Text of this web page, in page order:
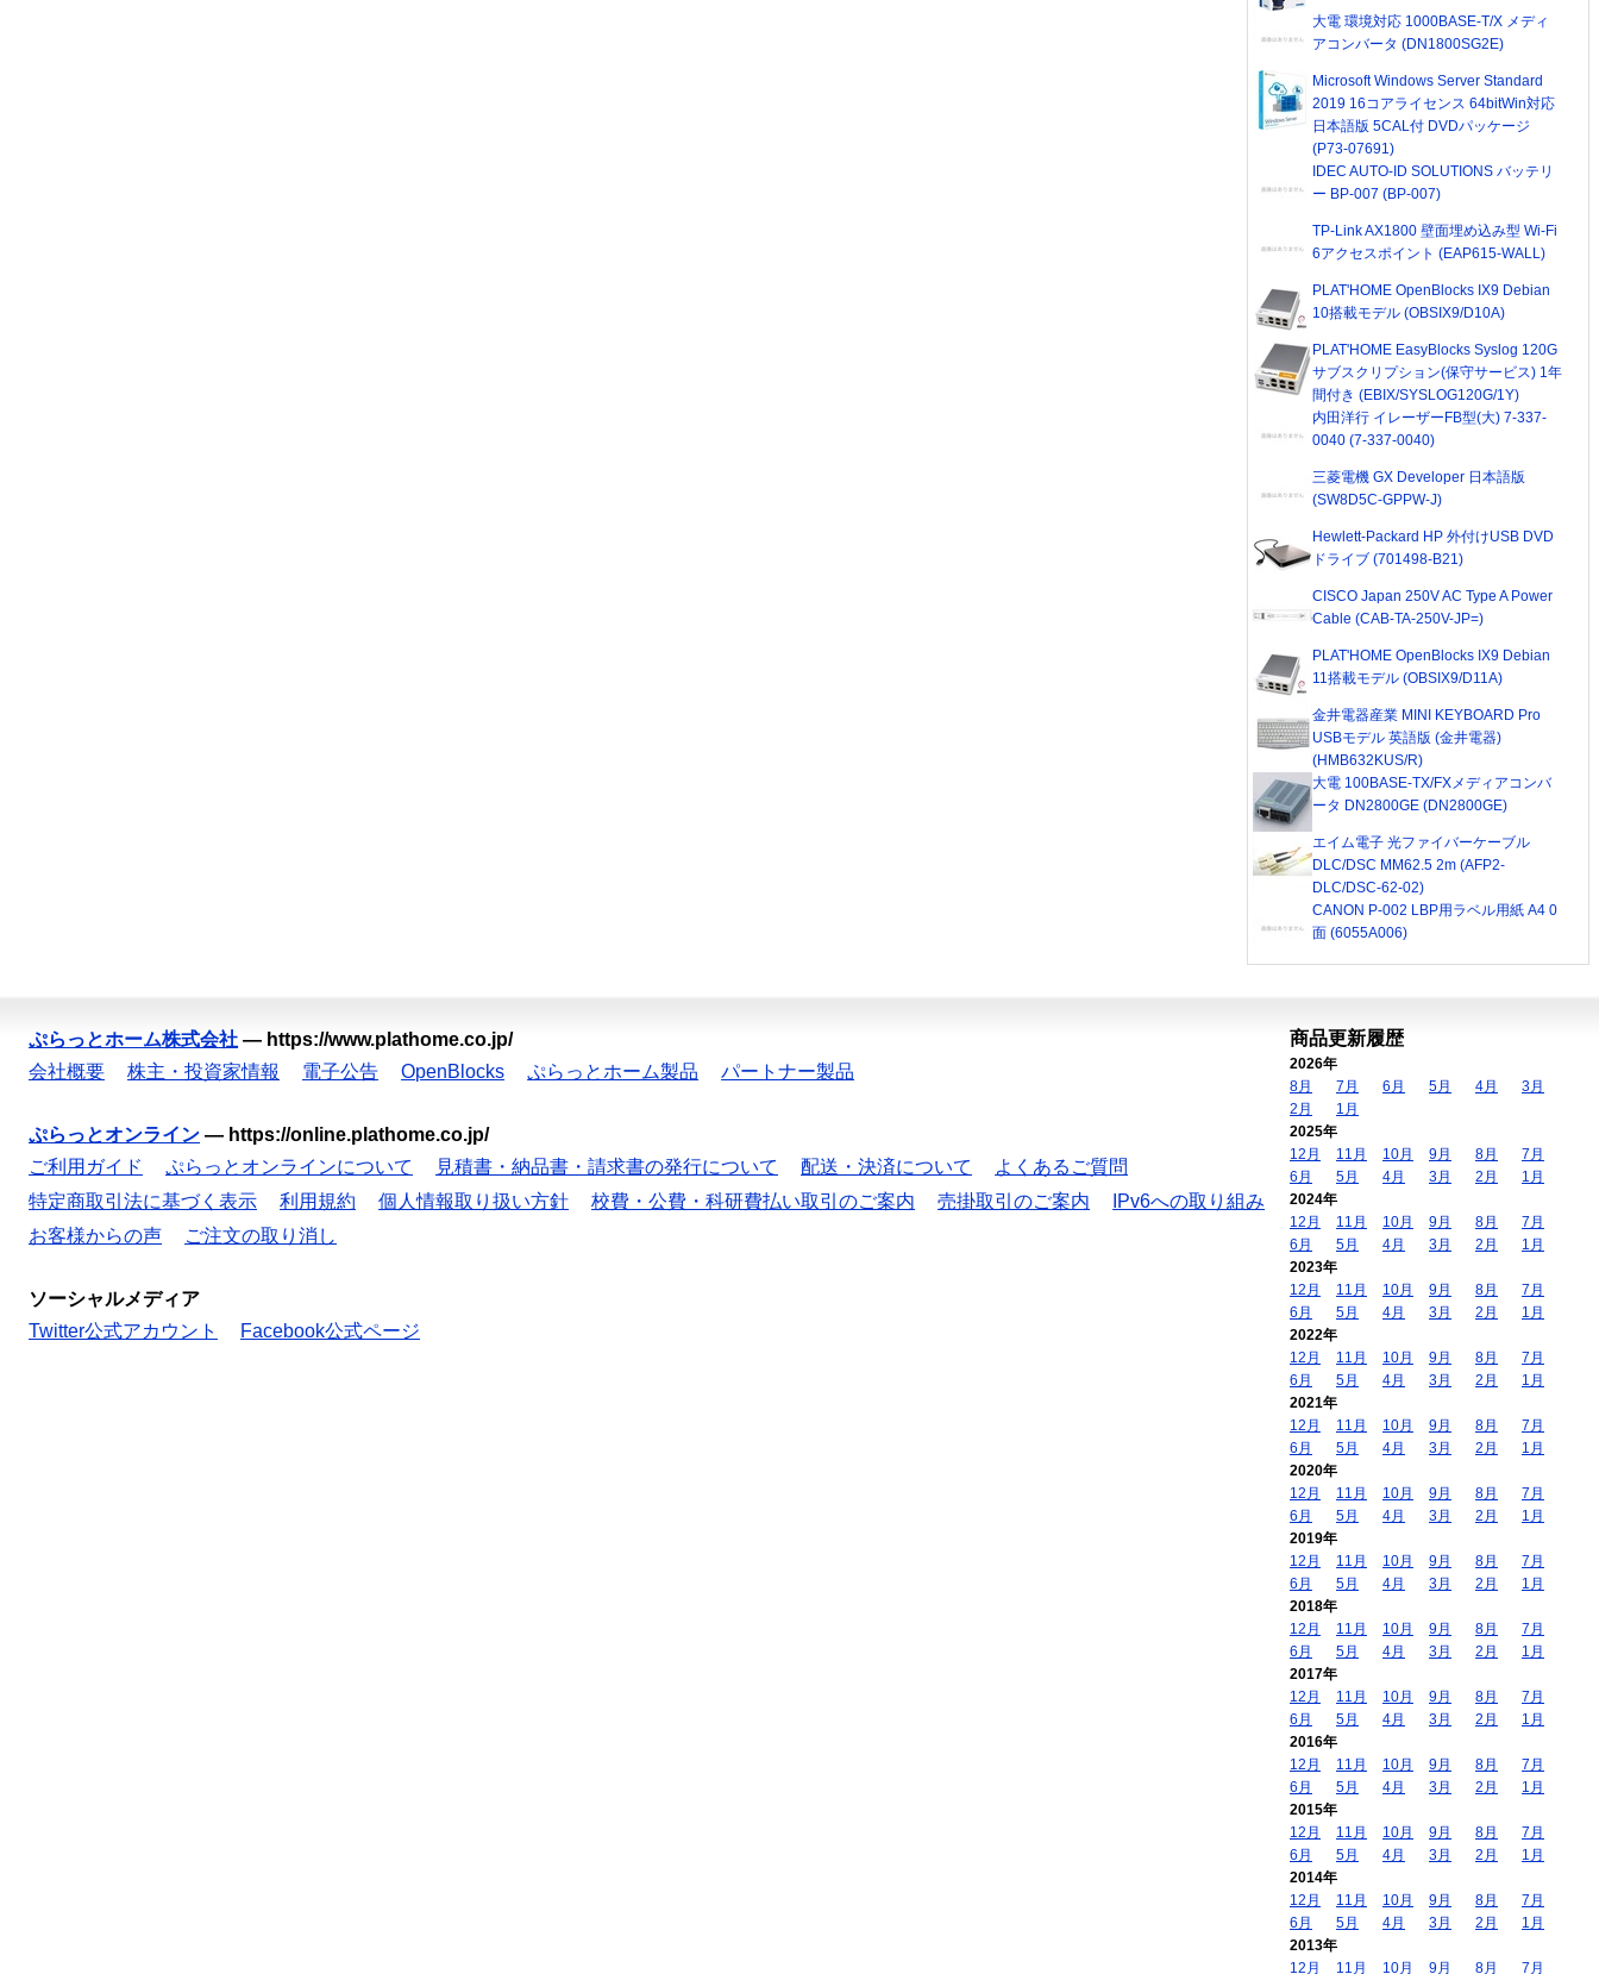
大電 環境対応 1000BASE-T/X メディ
アコンバータ (DN1800SG2E)
Microsoft Windows Server Standard
2019 16コアライセンス 64bitWin対応
日本語版 5CAL付 DVDパッケージ
(P73-07691)
IDEC AUTO-ID SOLUTIONS バッテリ
ー BP-007 (BP-007)
TP-Link AX1800 壁面埋め込み型 Wi-Fi
6アクセスポイント (EAP615-WALL)
PLAT'HOME OpenBlocks IX9 Debian
10搭載モデル (OBSIX9/D10A)
PLAT'HOME EasyBlocks Syslog 120G
サブスクリプション(保守サービス) 1年
間付き (EBIX/SYSLOG120G/1Y)
内田洋行 イレーザーFB型(大) 7-337-
0040 (7-337-0040)
三菱電機 GX Developer 日本語版
(SW8D5C-GPPW-J)
Hewlett-Packard HP 外付けUSB DVD
ドライブ (701498-B21)
CISCO Japan 250V AC Type A Power
Cable (CAB-TA-250V-JP=)
PLAT'HOME OpenBlocks IX9 Debian
11搭載モデル (OBSIX9/D11A)
金井電器産業 MINI KEYBOARD Pro
USBモデル 英語版 (金井電器)
(HMB632KUS/R)
大電 100BASE-TX/FXメディアコンバ
ータ DN2800GE (DN2800GE)
エイム電子 光ファイバーケーブル
DLC/DSC MM62.5 2m (AFP2-
DLC/DSC-62-02)
CANON P-002 LBP用ラベル用紙 A4 0
面 (6055A006)
ぷらっとホーム株式会社 — https://www.plathome.co.jp/
会社概要
株主・投資家情報 電子公告 OpenBlocks ぷらっとホーム製品 パートナー製品
ぷらっとオンライン — https://online.plathome.co.jp/
ご利用ガイド
ぷらっとオンラインについて 見積書・納品書・請求書の発行について 配送・決済について
よくあるご質問
特定商取引法に基づく表示
利用規約 個人情報取り扱い方針 校費・公費・科研費払い取引のご案内 売掛取引のご案内
IPv6への取り組み
お客様からの声
ご注文の取り消し
ソーシャルメディア
Twitter公式アカウント
Facebook公式ページ
商品更新履歴
2026年
8月
7月 6月 5月 4月
3月
2月
1月
2025年
12月
11月 10月 9月 8月
7月
6月
5月 4月 3月 2月
1月
2024年
12月
11月 10月 9月 8月
7月
6月
5月 4月 3月 2月
1月
2023年
12月
11月 10月 9月 8月
7月
6月
5月 4月 3月 2月
1月
2022年
12月
11月 10月 9月 8月
7月
6月
5月 4月 3月 2月
1月
2021年
12月
11月 10月 9月 8月
7月
6月
5月 4月 3月 2月
1月
2020年
12月
11月 10月 9月 8月
7月
6月
5月 4月 3月 2月
1月
2019年
12月
11月 10月 9月 8月
7月
6月
5月 4月 3月 2月
1月
2018年
12月
11月 10月 9月 8月
7月
6月
5月 4月 3月 2月
1月
2017年
12月
11月 10月 9月 8月
7月
6月
5月 4月 3月 2月
1月
2016年
12月
11月 10月 9月 8月
7月
6月
5月 4月 3月 2月
1月
2015年
12月
11月 10月 9月 8月
7月
6月
5月 4月 3月 2月
1月
2014年
12月
11月 10月 9月 8月
7月
6月
5月 4月 3月 2月
1月
2013年
12月
11月 10月 9月 8月 7月